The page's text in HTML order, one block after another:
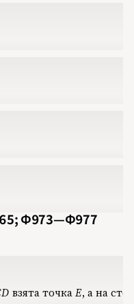
Ф973‍—‍Ф977
D ‍ взята точкаE
E‍, а на